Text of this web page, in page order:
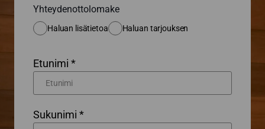
Yhteydenottolomake
Haluan lisätietoa Haluan tarjouksen
Etunimi *
Sukunimi *